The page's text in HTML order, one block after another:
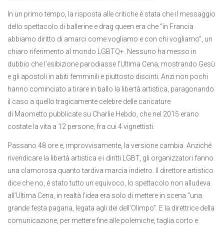
In un primo tempo, la risposta alle critiche è stata che il messaggio
dello spettacolo di ballerine e drag queen era che “in Francia
abbiamo diritto di amarci come vogliamo e con chi vogliamo”, un
chiaro riferimento al mondo LGBTQ+. Nessuno ha messo in
dubbio che l’esibizione parodiasse l’Ultima Cena, mostrando Gesù
e gli apostoli in abiti femminili e piuttosto discinti. Anzi non pochi
hanno cominciato a tirare in ballo la libertà artistica, paragonando
il caso a quello tragicamente celebre delle caricature
di Maometto pubblicate su Charlie Hebdo, che nel 2015 erano
costate la vita a 12 persone, fra cui 4 vignettisti.
Passano 48 ore e, improvvisamente, la versione cambia. Anziché
rivendicare la libertà artistica e i diritti LGBT, gli organizzatori fanno
una clamorosa quanto tardiva marcia indietro. Il direttore artistico
dice che no, è stato tutto un equivoco, lo spettacolo non alludeva
all’Ultima Cena, in realtà l’idea era solo di mettere in scena “una
grande festa pagana, legata agli dei dell’Olimpo”. E la direttrice della
comunicazione, per mettere fine alle polemiche, taglia corto e